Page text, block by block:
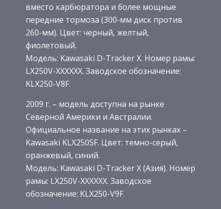
вместо карбюратора и более мощные
передние тормоза (300-мм диск против
260-мм). Цвет: черный, желтый,
фиолетовый.
Модель: Kawasaki D-Tracker X. Номер рамы:
LX250V-XXXXXX. Заводское обозначение:
KLX250-V8F.
2009 г. – модель доступна на рынке
Северной Америки и Австралии.
Официальное название на этих рынках –
Kawasaki KLX250SF. Цвет: темно-серый,
оранжевый, синий.
Модель: Kawasaki D-Tracker X (Азия). Номер
рамы: LX250V-XXXXXX. Заводское
обозначение: KLX250-V9F.